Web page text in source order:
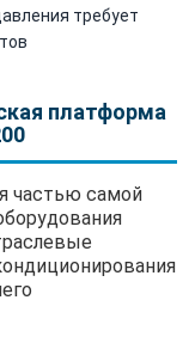
требует
платформа
частью самой